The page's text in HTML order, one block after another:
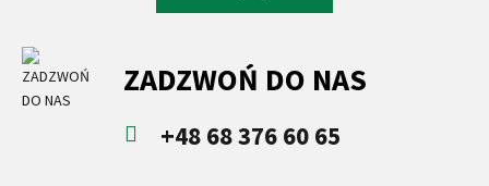
ZADZWOŃ DO NAS
+48 68 376 60 65